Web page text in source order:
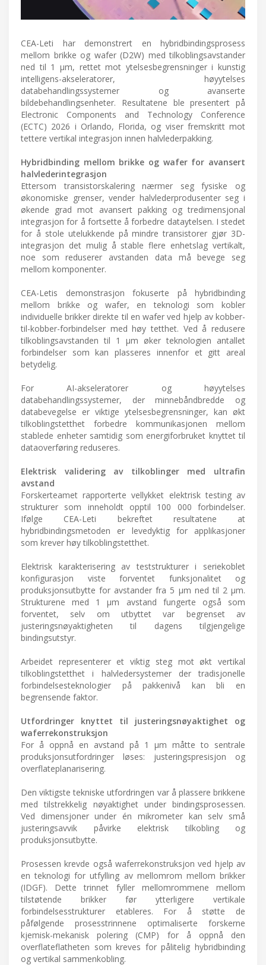
CEA-Leti har demonstrert en hybridbindingsprosess
mellom brikke og wafer (D2W) med tilkoblingsavstander
ned til 1 μm, rettet mot ytelsesbegrensninger i kunstig
intelligens-akseleratorer, høyytelses
databehandlingssystemer og avanserte
bildebehandlingsenheter. Resultatene ble presentert på
Electronic Components and Technology Conference
(ECTC) 2026 i Orlando, Florida, og viser fremskritt mot
tettere vertikal integrasjon innen halvlederpakking.
Hybridbinding mellom brikke og wafer for avansert
halvlederintegrasjon
Ettersom transistorskalering nærmer seg fysiske og
økonomiske grenser, vender halvlederprodusenter seg i
økende grad mot avansert pakking og tredimensjonal
integrasjon for å fortsette å forbedre dataytelsen. I stedet
for å stole utelukkende på mindre transistorer gjør 3D-
integrasjon det mulig å stable flere enhetslag vertikalt,
noe som reduserer avstanden data må bevege seg
mellom komponenter.
CEA-Letis demonstrasjon fokuserte på hybridbinding
mellom brikke og wafer, en teknologi som kobler
individuelle brikker direkte til en wafer ved hjelp av kobber-
til-kobber-forbindelser med høy tetthet. Ved å redusere
tilkoblingsavstanden til 1 μm øker teknologien antallet
forbindelser som kan plasseres innenfor et gitt areal
betydelig.
For AI-akseleratorer og høyytelses
databehandlingssystemer, der minnebåndbredde og
databevegelse er viktige ytelsesbegrensninger, kan økt
tilkoblingstetthet forbedre kommunikasjonen mellom
stablede enheter samtidig som energiforbruket knyttet til
dataoverføring reduseres.
Elektrisk validering av tilkoblinger med ultrafin
avstand
Forskerteamet rapporterte vellykket elektrisk testing av
strukturer som inneholdt opptil 100 000 forbindelser.
Ifølge CEA-Leti bekreftet resultatene at
hybridbindingsmetoden er levedyktig for applikasjoner
som krever høy tilkoblingstetthet.
Elektrisk karakterisering av teststrukturer i seriekoblet
konfigurasjon viste forventet funksjonalitet og
produksjonsutbytte for avstander fra 5 μm ned til 2 μm.
Strukturene med 1 μm avstand fungerte også som
forventet, selv om utbyttet var begrenset av
justeringsnøyaktigheten til dagens tilgjengelige
bindingsutstyr.
Arbeidet representerer et viktig steg mot økt vertikal
tilkoblingstetthet i halvledersystemer der tradisjonelle
forbindelsesteknologier på pakkenivå kan bli en
begrensende faktor.
Utfordringer knyttet til justeringsnøyaktighet og
waferrekonstruksjon
For å oppnå en avstand på 1 μm måtte to sentrale
produksjonsutfordringer løses: justeringspresisjon og
overflateplanarisering.
Den viktigste tekniske utfordringen var å plassere brikkene
med tilstrekkelig nøyaktighet under bindingsprosessen.
Ved dimensjoner under én mikrometer kan selv små
justeringsavvik påvirke elektrisk tilkobling og
produksjonsutbytte.
Prosessen krevde også waferrekonstruksjon ved hjelp av
en teknologi for utfylling av mellomrom mellom brikker
(IDGF). Dette trinnet fyller mellomrommene mellom
tilstøtende brikker før ytterligere vertikale
forbindelsesstrukturer etableres. For å støtte de
påfølgende prosesstrinnene optimaliserte forskerne
kjemisk-mekanisk polering (CMP) for å oppnå den
overflateflatheten som kreves for pålitelig hybridbinding
og vertikal sammenkobling.